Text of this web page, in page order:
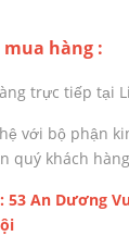
hàng :
trực tiếp tại
với bộ phận
quý khách
53 An Dương